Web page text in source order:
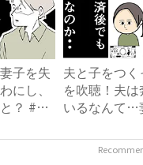
子を失
にし、
？ #
夫と子をつ
を吹聴！夫
いるなんて…